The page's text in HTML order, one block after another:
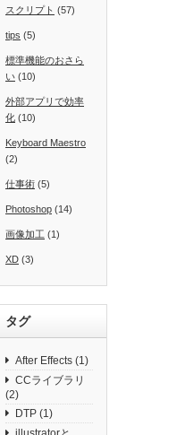
スクリプト (57)
tips (5)
標準機能のおさら
い (10)
外部アプリで効率
化 (10)
Keyboard Maestro
(2)
仕事術 (5)
Photoshop (14)
画像加工 (1)
XD (3)
タグ
After Effects (1)
CCライブラリ
(2)
DTP (1)